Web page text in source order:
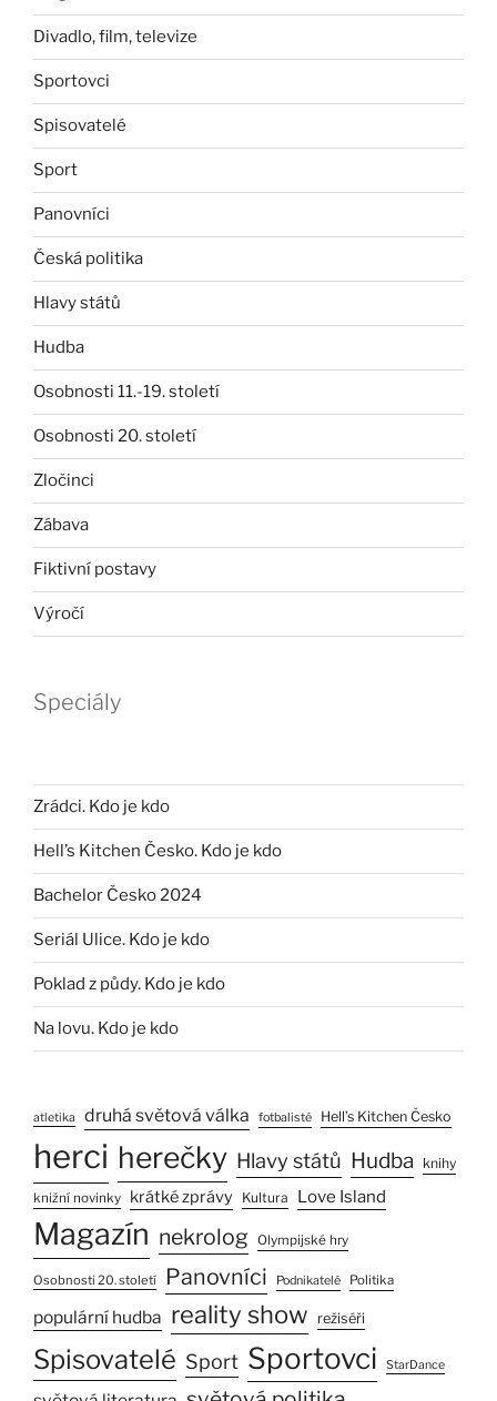
Divadlo, film, televize
Sportovci
Spisovatelé
Sport
Panovníci
Česká politika
Hlavy států
Hudba
Osobnosti 11.-19. století
Osobnosti 20. století
Zločinci
Zábava
Fiktivní postavy
Výročí
Speciály
Zrádci. Kdo je kdo
Hell’s Kitchen Česko. Kdo je kdo
Bachelor Česko 2024
Seriál Ulice. Kdo je kdo
Poklad z půdy. Kdo je kdo
Na lovu. Kdo je kdo
atletika druhá světová válka fotbalisté Hell’s Kitchen Česko
herci herečky Hlavy států Hudba knihy
knižní novinky krátké zprávy Kultura Love Island
Magazín nekrolog Olympijské hry
Osobnosti 20. století Panovníci Podnikatelé Politika
populární hudba reality show režiséři
Spisovatelé Sport Sportovci StarDance